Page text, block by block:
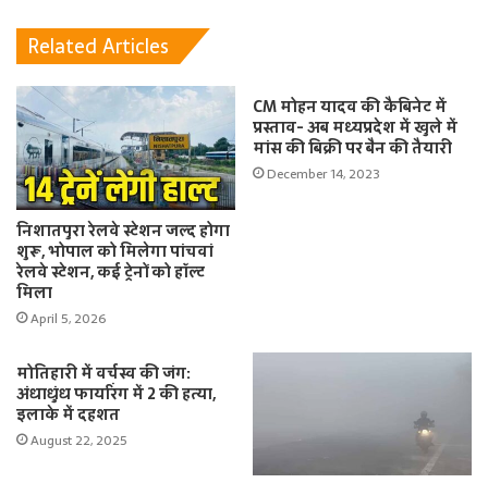
Related Articles
निशातपुरा रेलवे स्टेशन जल्द होगा
शुरू, भोपाल को मिलेगा पांचवां
रेलवे स्टेशन, कई ट्रेनों को हॉल्ट
मिला
April 5, 2026
CM मोहन यादव की कैबिनेट में
प्रस्ताव- अब मध्यप्रदेश में खुले में
मांस की बिक्री पर बैन की तैयारी
December 14, 2023
मोतिहारी में वर्चस्व की जंग:
अंधाधुंध फायरिंग में 2 की हत्या,
इलाके में दहशत
August 22, 2025